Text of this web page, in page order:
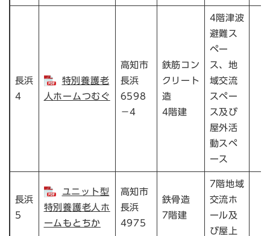
長浜
4
特別養護老
人ホームつむぐ
高知市
長浜
6598
－4
鉄筋コン
クリート
造
4階建
4階津波
避難ス
ペー
ス、地
域交流
スペー
ス及び
屋外活
動スペ
ース
長浜
5
ユニット型
特別養護老人ホ
ームもとちか
高知市
長浜
4975
鉄骨造
7階建
7階地域
交流ホ
ール及
び屋上